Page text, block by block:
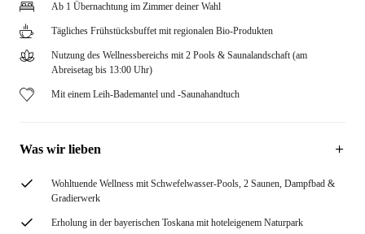
Ab 1 Übernachtung im Zimmer deiner Wahl
Tägliches Frühstücksbuffet mit regionalen Bio-Produkten
Nutzung des Wellnessbereichs mit 2 Pools & Saunalandschaft (am
Abreisetag bis 13:00 Uhr)
Mit einem Leih-Bademantel und -Saunahandtuch
Was wir lieben
Wohltuende Wellness mit Schwefelwasser-Pools, 2 Saunen, Dampfbad &
Gradierwerk
Erholung in der bayerischen Toskana mit hoteleigenem Naturpark